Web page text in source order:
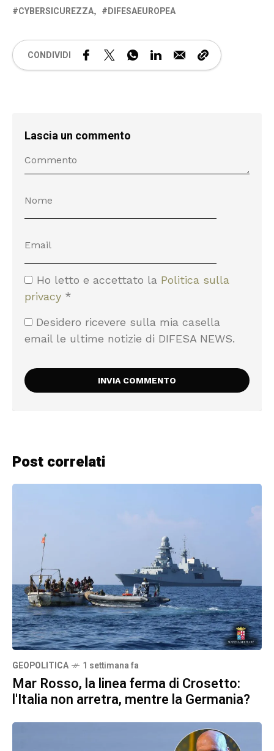
CYBERSICUREZZA DIFESAEUROPEA
CONDIVIDI
Lascia un commento
Ho letto e accettato la Politica sulla
privacy *
Desidero ricevere sulla mia casella
email le ultime notizie di DIFESA NEWS.
Post correlati
GEOPOLITICA 1 settimana fa
Mar Rosso, la linea ferma di Crosetto:
l'Italia non arretra, mentre la Germania?